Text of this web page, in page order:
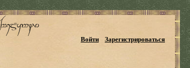
Войти Зарегистрироваться